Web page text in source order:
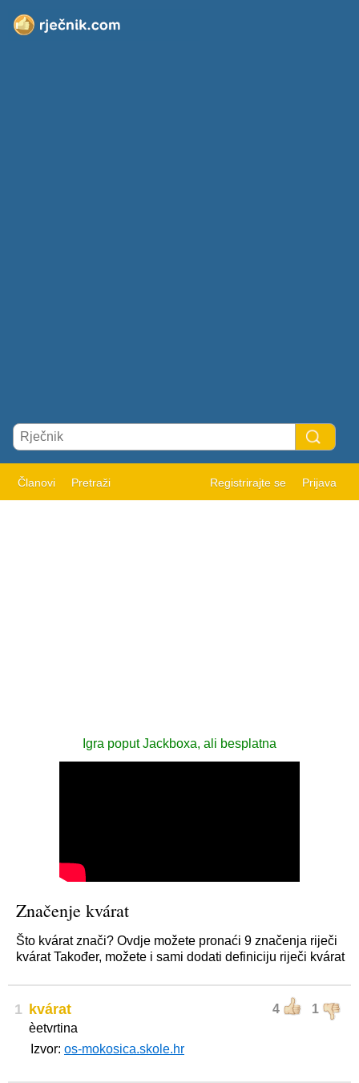
Članovi Pretraži Registrirajte se Prijava
Igra poput Jackboxa, ali besplatna
Značenje kvárat
Što kvárat znači? Ovdje možete pronaći 9 značenja riječi
kvárat Također, možete i sami dodati definiciju riječi kvárat
1 4 1
kvárat
èetvrtina
Izvor: os-mokosica.skole.hr